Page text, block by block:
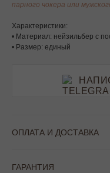
парного чокера или
Характеристики:
• Материал: нейзильбер с
• Размер: единый
ОПЛАТА И ДОСТАВКА
ГАРАНТИЯ